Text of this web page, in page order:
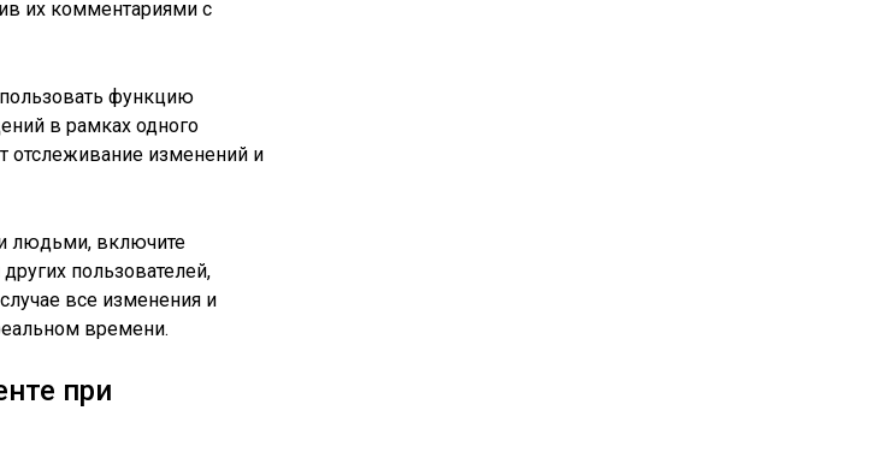
их комментариями с
функцию
в рамках одного
отслеживание изменений и
людьми, включите
пользователей,
все изменения и
времени.
при